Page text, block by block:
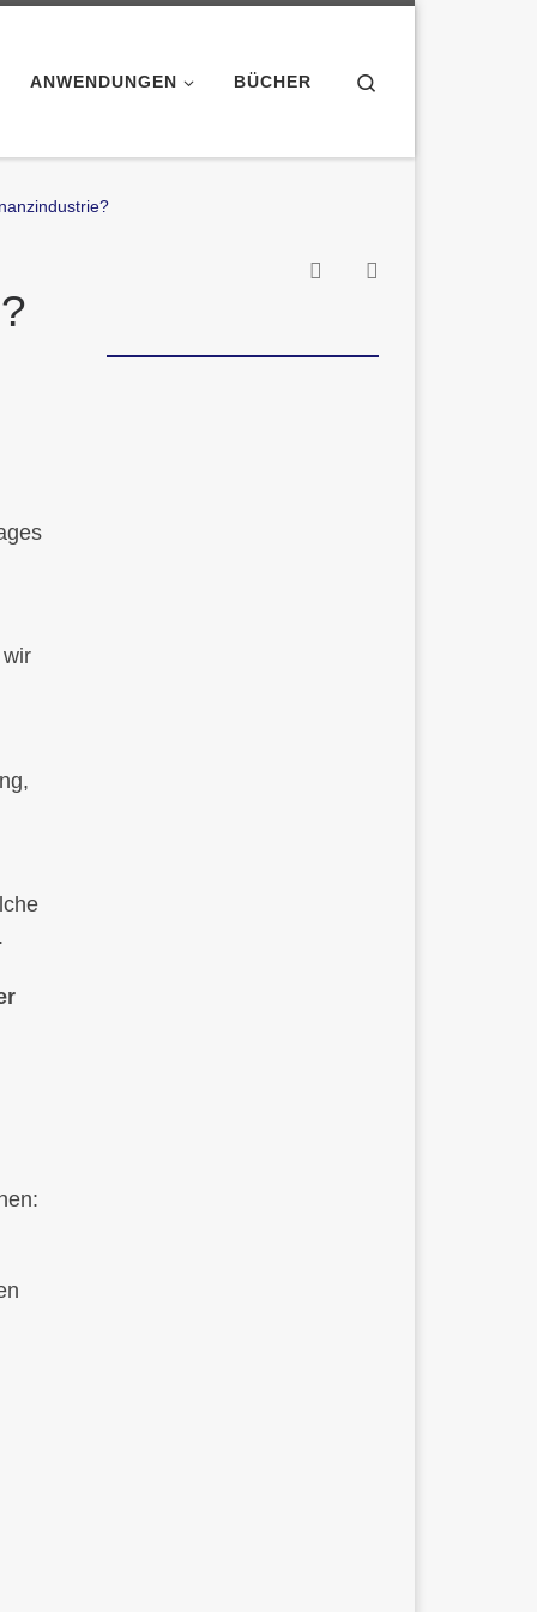
ANWENDUNGEN BÜCHER